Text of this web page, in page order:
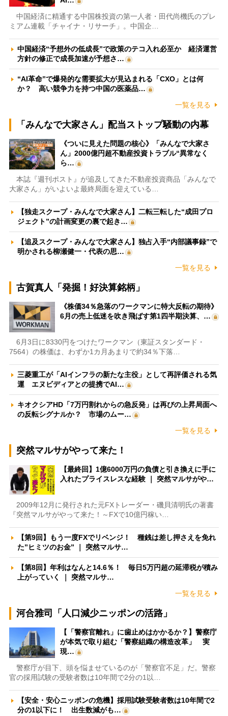
中国経済に精通する中国株投資の第一人者・田代尚機氏のプレ
ミアム連載「チャイナ・リサーチ」。中国企…
中国経済“予想外の低成長”で政策のテコ入れ必至か 経済運営
方針の修正で成長加速が予想さ…
“AI革命”で爆発的な需要拡大が見込まれる「CXO」とは何
か？ 高い競争力を持つ中国の医薬品…
一覧を見る
「みんなで大家さん」配当ストップ騒動の内幕
《ついに見えた問題の核心》「みんなで大家さ
ん」2000億円超不動産投資トラブル“異常なく
ら…
本誌『週刊ポスト』が追及してきた不動産投資商品「みんなで
大家さん」がいよいよ最終局面を迎えている…
【独走スクープ・みんなで大家さん】二転三転した“成田プロ
ジェクト”の計画変更の裏で起き…
【追及スクープ・みんなで大家さん】独占入手“内部議事録”で
明かされる柳瀬健一・代表の思…
一覧を見る
古賀真人「発掘！好決算銘柄」
《株価34％急落のワークマンに特大反転の期待》
6月の売上低迷を吹き飛ばす第1四半期決算、…
6月3日に8330円をつけたワークマン（東証スタンダード・
7564）の株価は、わずか1カ月あまりで約34％下落…
三菱重工が「AIインフラの新たな主役」として再評価される気
運 エヌビディアとの提携でAI…
キオクシアHD「7万円割れからの急反発」は再びの上昇局面へ
の反転シグナルか？ 市場のムー…
一覧を見る
突然マルサがやって来た！
【最終回】1億6000万円の負債と引き換えに手に
入れたプライスレスな経験 ｜ 突然マルサがや…
2009年12月に発行された元FXトレーダー・磯貝清明氏の著書
『突然マルサがやって来た！～FXで10億円稼い…
【第9回】もう一度FXでリベンジ！ 種銭は差し押さえを免れ
た”ヒミツのお金” ｜ 突然マルサ…
【第8回】年利はなんと14.6％！ 毎日5万円超の延滞税が積み
上がっていく ｜ 突然マルサ…
一覧を見る
河合雅司「人口減少ニッポンの活路」
【「警察官離れ」に歯止めはかかるか？】警察庁
が本気で取り組む「警察組織の構造改革」 実
現…
警察庁が目下、頭を悩ませているのが「警察官不足」だ。警察
官の採用試験の受験者数は10年間で2分の1以…
【安全・安心ニッポンの危機】採用試験受験者数は10年間で2
分の1以下に！ 出生数減がも…